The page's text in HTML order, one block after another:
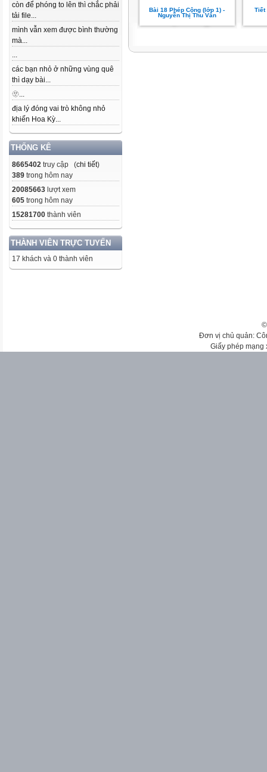
còn để phóng to lên thì chắc phải
tải file...
mình vẫn xem được bình thường
mà...
...
các bạn nhỏ ở những vùng quê
thì dạy bài...
🫥...
địa lý đóng vai trò không nhỏ
khiến Hoa Kỳ...
THỐNG KÊ
8665402 truy cập (chi tiết)
389 trong hôm nay
20085663 lượt xem
605 trong hôm nay
15281700 thành viên
THÀNH VIÊN TRỰC TUYẾN
17 khách và 0 thành viên
Bài 18 Phép Cộng (lớp 1) -
Nguyễn Thị Thu Vân
Tiết
Đơn vị chủ quản:
Giấy phép mạng